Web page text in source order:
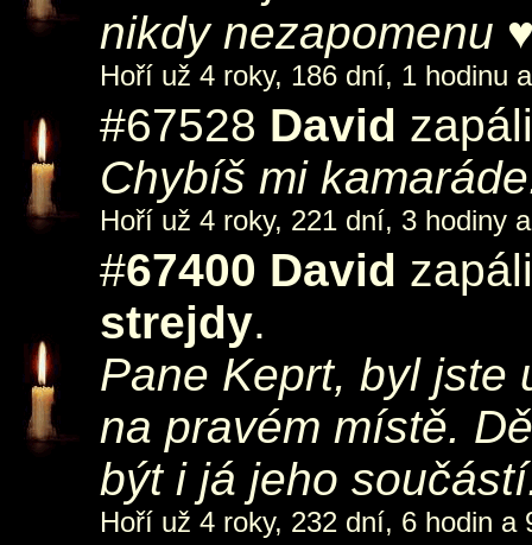
nikdy nezapomenu
Hoří už 4 roky, 186 dní, 1 hodinu
#67528 David
Chybíš mi
Hoří už 4 roky, 221 dní, 3 hodiny
#67400 David
strejdy.
Pane Keprt, byl jste
na pravém místě.
být i já jeho
Hoří už 4 roky, 232 dní, 6 hodin a